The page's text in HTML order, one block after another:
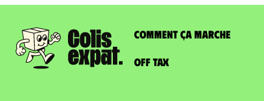
Comment ça marche
Off Tax